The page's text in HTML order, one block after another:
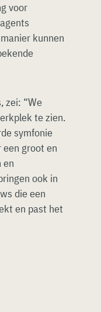
voor
kunnen
zei: “We
te zien.
symfonie
groot en
en
ook in
die een
en past het